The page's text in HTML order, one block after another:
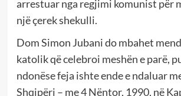
arrestuar nga regjimi komunist për
një çerek shekulli.
Dom Simon Jubani do mbahet
katolik që celebroi meshën e parë,
ndonëse feja ishte ende e ndaluar
Shqipëri – me 4 Nëntor, 1990, në